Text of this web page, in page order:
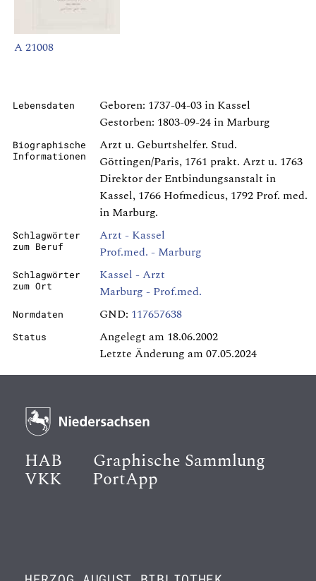
A 21008
Lebensdaten
Geboren: 1737-04-03 in Kassel
Gestorben: 1803-09-24 in Marburg
Biographische
Informationen
Arzt u. Geburtshelfer. Stud.
Göttingen/Paris, 1761 prakt. Arzt u. 1763
Direktor der Entbindungsanstalt in
Kassel, 1766 Hofmedicus, 1792 Prof. med.
in Marburg.
Schlagwörter
zum Beruf
Arzt - Kassel
Prof.med. - Marburg
Schlagwörter
zum Ort
Kassel - Arzt
Marburg - Prof.med.
Normdaten GND: 117657638
Status
Angelegt am 18.06.2002
Letzte Änderung am 07.05.2024
HAB Graphische Sammlung
VKK PortApp